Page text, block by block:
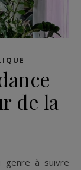
de la